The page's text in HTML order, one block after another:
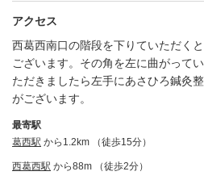
アクセス
西葛西南口の階段を下りていただく
ございます。その角を左に曲がって
ただきましたら左手にあさひろ鍼灸
がございます。
最寄駅
葛西駅 から1.2km （徒歩15分）
西葛西駅 から88m （徒歩2分）